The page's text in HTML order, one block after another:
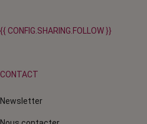
{{ CONFIG.SHARING.FOLLOW }}
CONTACT
Newsletter